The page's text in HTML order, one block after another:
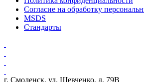
Согласие на обработку
MSDS
Стандарты
г. Смоленск, ул. Шевченко, д. 79В